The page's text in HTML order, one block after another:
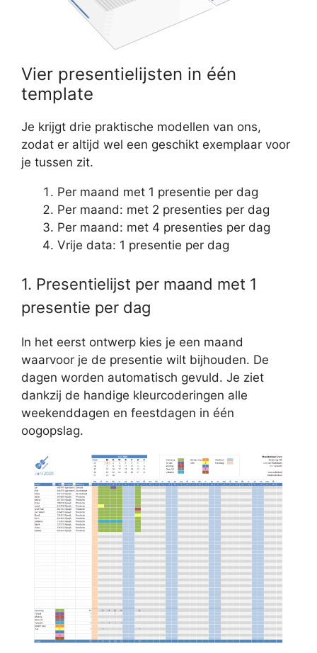
Vier presentielijsten in één
template
Je krijgt drie praktische modellen van ons,
zodat er altijd wel een geschikt exemplaar voor
je tussen zit.
Per maand met 1 presentie per dag
Per maand: met 2 presenties per dag
Per maand: met 4 presenties per dag
Vrije data: 1 presentie per dag
1. Presentielijst per maand met 1
presentie per dag
In het eerst ontwerp kies je een maand
waarvoor je de presentie wilt bijhouden. De
dagen worden automatisch gevuld. Je ziet
dankzij de handige kleurcoderingen alle
weekenddagen en feestdagen in één
oogopslag.